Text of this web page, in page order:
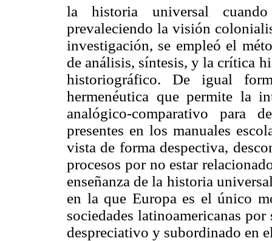
la historia universal
prevaleciendo la visión
investigación, se empleó el
de análisis, síntesis, y la crítica
historiográfico. De igual
hermenéutica que permite la
analógico-comparativo para
presentes en los manuales
vista de forma despectiva,
procesos por no estar
enseñanza de la historia
en la que Europa es el único
sociedades latinoamericanas
despreciativo y subordinado en